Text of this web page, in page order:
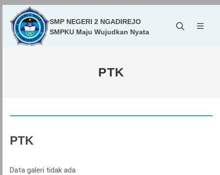
SMP NEGERI 2 NGADIREJO
SMPKU Maju Wujudkan Nyata
PTK
PTK
Data galeri tidak ada